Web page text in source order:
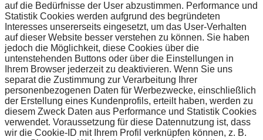
auf die Bedürfnisse der User abzustimmen. Performance und
Statistik Cookies werden aufgrund des begründeten
Interesses unsererseits eingesetzt, um das User-Verhalten
auf dieser Website besser verstehen zu können. Sie haben
jedoch die Möglichkeit, diese Cookies über die
untenstehenden Buttons oder über die Einstellungen in
Ihrem Browser jederzeit zu deaktivieren. Wenn Sie uns
separat die Zustimmung zur Verarbeitung Ihrer
personenbezogenen Daten für Werbezwecke, einschließlich
der Erstellung eines Kundenprofils, erteilt haben, werden zu
diesem Zweck Daten aus Performance und Statistik Cookies
verwendet. Voraussetzung für diese Datennutzung ist, dass
wir die Cookie-ID mit Ihrem Profil verknüpfen können, z. B.